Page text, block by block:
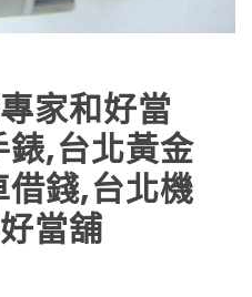
家和好當
,台北黃金
錢,台北機
當舖